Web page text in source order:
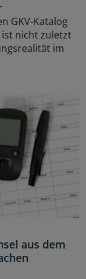
GKV-Katalog
ist nicht zuletzt
im
aus dem